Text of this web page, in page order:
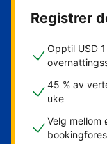
Registrer
Opptil USD
45 % av
uke
Velg mellom